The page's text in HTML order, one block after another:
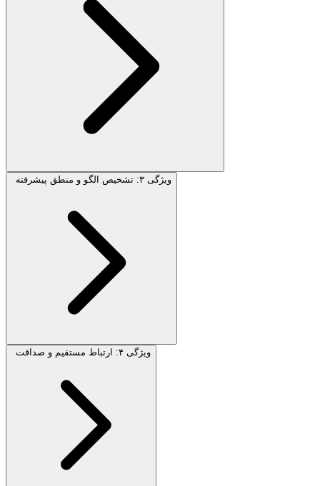
ویژگی ۳: تشخیص الگو و منطق پیشرفته
ویژگی ۴: ارتباط مستقیم و صداقت